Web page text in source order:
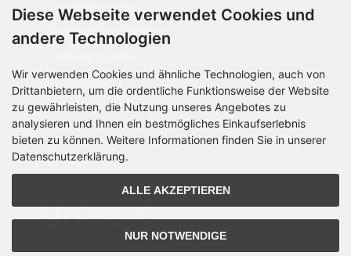
Geschäftskunden
Beschaffungsplattform
Über OCTO IT
Sitemap
PARTNER
Diese Webseite verwendet Cookies und
andere Technologien
Wir verwenden Cookies und ähnliche Technologien, auch von
Drittanbietern, um die ordentliche Funktionsweise der Website
zu gewährleisten, die Nutzung unseres Angebotes zu
analysieren und Ihnen ein bestmögliches Einkaufserlebnis
bieten zu können. Weitere Informationen finden Sie in unserer
Datenschutzerklärung.
ALLE AKZEPTIEREN
NUR NOTWENDIGE